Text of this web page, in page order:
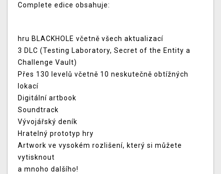
Complete edice obsahuje:
hru BLACKHOLE včetně všech aktualizací
3 DLC (Testing Laboratory, Secret of the Entity a
Challenge Vault)
Přes 130 levelů včetně 10 neskutečně obtížných
lokací
Digitální artbook
Soundtrack
Vývojářský deník
Hratelný prototyp hry
Artwork ve vysokém rozlišení, který si můžete
vytisknout
a mnoho dalšího!